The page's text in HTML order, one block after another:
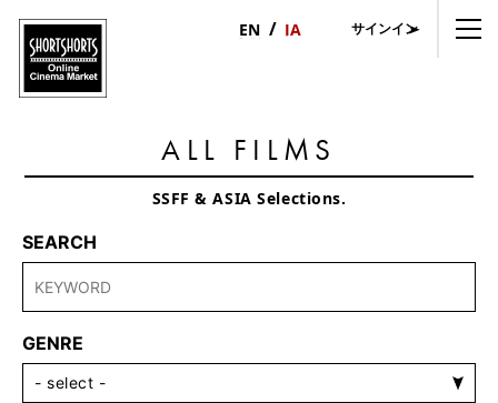
English
サインイン
ALL FILMS
SSFF & ASIA Selections.
SEARCH
GENRE